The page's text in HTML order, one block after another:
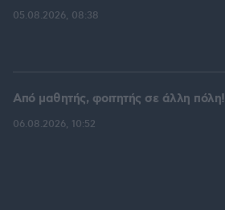
05.08.2026, 08:38
Από μαθητής, φοιτητής σε άλλη πόλη!
06.08.2026, 10:52